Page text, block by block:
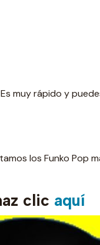
muy rápido y
los Funko Pop
clic aquí